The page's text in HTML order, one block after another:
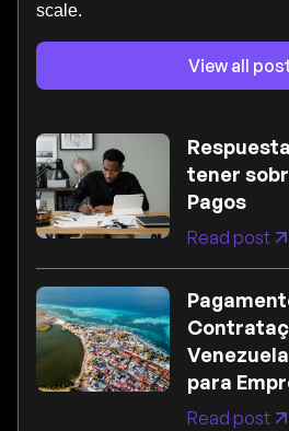
scale.
View all
tener
Pagos
Read post
para
Read post